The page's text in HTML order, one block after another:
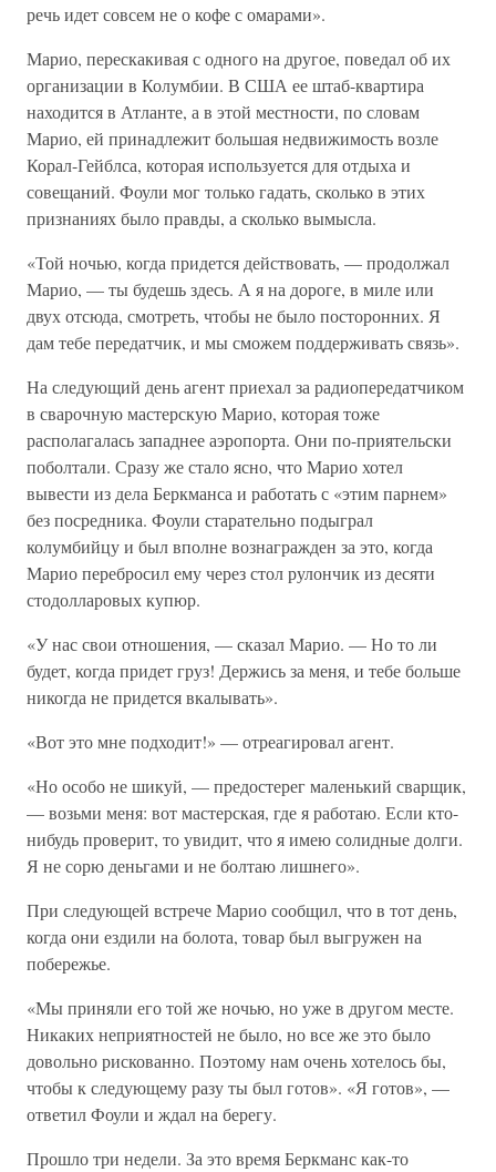
речь идет совсем не о кофе с омарами».
Марио, перескакивая с одного на другое, поведал об их
организации в Колумбии. В США ее штаб-квартира
находится в Атланте, а в этой местности, по словам
Марио, ей принадлежит большая недвижимость возле
Корал-Гейблса, которая используется для отдыха и
совещаний. Фоули мог только гадать, сколько в этих
признаниях было правды, а сколько вымысла.
«Той ночью, когда придется действовать, — продолжал
Марио, — ты будешь здесь. А я на дороге, в миле или
двух отсюда, смотреть, чтобы не было посторонних. Я
дам тебе передатчик, и мы сможем поддерживать связь».
На следующий день агент приехал за радиопередатчиком
в сварочную мастерскую Марио, которая тоже
располагалась западнее аэропорта. Они по-приятельски
поболтали. Сразу же стало ясно, что Марио хотел
вывести из дела Беркманса и работать с «этим парнем»
без посредника. Фоули старательно подыграл
колумбийцу и был вполне вознагражден за это, когда
Марио перебросил ему через стол рулончик из десяти
стодолларовых купюр.
«У нас свои отношения, — сказал Марио. — Но то ли
будет, когда придет груз! Держись за меня, и тебе больше
никогда не придется вкалывать».
«Вот это мне подходит!» — отреагировал агент.
«Но особо не шикуй, — предостерег маленький сварщик,
— возьми меня: вот мастерская, где я работаю. Если кто-
нибудь проверит, то увидит, что я имею солидные долги.
Я не сорю деньгами и не болтаю лишнего».
При следующей встрече Марио сообщил, что в тот день,
когда они ездили на болота, товар был выгружен на
побережье.
«Мы приняли его той же ночью, но уже в другом месте.
Никаких неприятностей не было, но все же это было
довольно рискованно. Поэтому нам очень хотелось бы,
чтобы к следующему разу ты был готов». «Я готов», —
ответил Фоули и ждал на берегу.
Прошло три недели. За это время Беркманс как-то